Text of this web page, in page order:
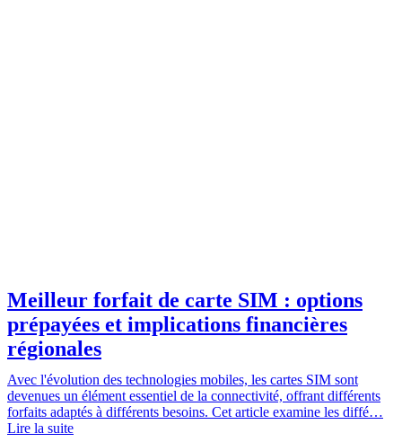
Meilleur forfait de carte SIM : options
prépayées et implications financières
régionales
Avec l'évolution des technologies mobiles, les cartes SIM sont
devenues un élément essentiel de la connectivité, offrant différents
forfaits adaptés à différents besoins. Cet article examine les diffé…
Lire la suite